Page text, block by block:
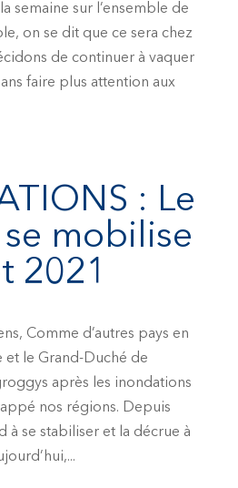
semaine sur l’ensemble de
on se dit que ce sera chez
de continuer à vaquer
faire plus attention aux
: Le
se mobilise
2021
Comme d’autres pays en
et le Grand-Duché de
après les inondations
nos régions. Depuis
à se stabiliser et la décrue à